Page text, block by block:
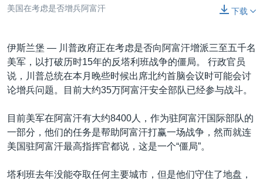
重要讲话与声明
台海两岸关系
关注西藏
关注新疆
关注我们
其他语言网站
下载
美国在考虑是否增兵阿富汗
伊斯兰堡 — 川普政府正在考虑是否向阿富汗增派三至五千名
美军，以打破历时15年的反塔利班战争的僵局。 行政官员
说，川普总统在本月晚些时候出席北约首脑会议时可能会讨
论增兵问题。目前大约35万阿富汗安全部队已经参与战斗。
目前美军在阿富汗有大约8400人，作为驻阿富汗国际部队的
一部分，他们的任务是帮助阿富汗打赢一场战争，然而就连
美国驻阿富汗最高指挥官都说，这是一个“僵局”。
塔利班去年没能夺取任何主要城市，但是他们守住了地盘，